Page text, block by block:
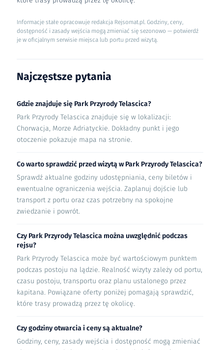
Informacje stałe opracowuje redakcja Rejsomat.pl. Godziny, ceny,
dostępność i zasady wejścia mogą zmieniać się sezonowo — potwierdź
je w oficjalnym serwisie miejsca lub portu przed wizytą.
Najczęstsze pytania
Gdzie znajduje się Park Przyrody Telascica?
Park Przyrody Telascica znajduje się w lokalizacji:
Chorwacja, Morze Adriatyckie. Dokładny punkt i jego
otoczenie pokazuje mapa na stronie.
Co warto sprawdzić przed wizytą w Park Przyrody Telascica?
Sprawdź aktualne godziny udostępniania, ceny biletów i
ewentualne ograniczenia wejścia. Zaplanuj dojście lub
transport z portu oraz czas potrzebny na spokojne
zwiedzanie i powrót.
Czy Park Przyrody Telascica można uwzględnić podczas
rejsu?
Park Przyrody Telascica może być wartościowym punktem
podczas postoju na lądzie. Realność wizyty zależy od portu,
czasu postoju, transportu oraz planu ustalonego przez
kapitana. Powiązane oferty poniżej pomagają sprawdzić,
które trasy prowadzą przez tę okolicę.
Czy godziny otwarcia i ceny są aktualne?
Godziny, ceny, zasady wejścia i dostępność mogą zmieniać